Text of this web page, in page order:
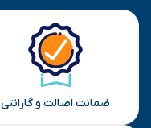
ارسال
ضمانت اصالت و گارانتی